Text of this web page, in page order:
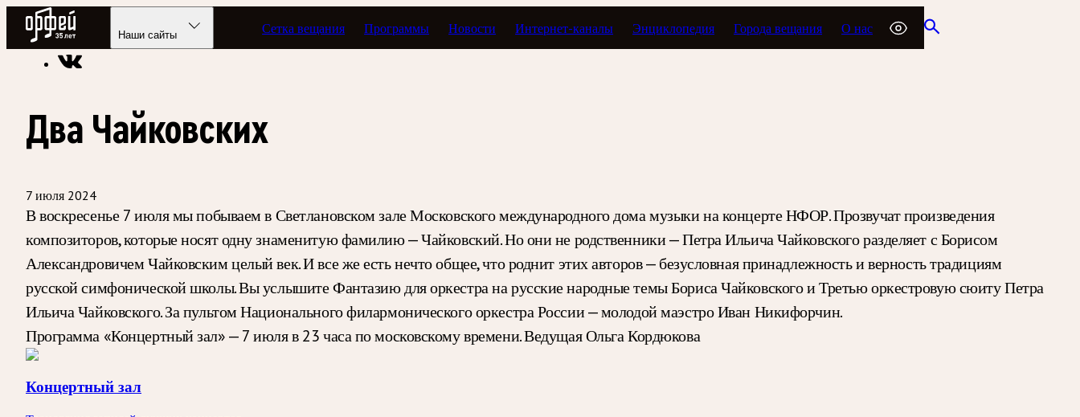
Радио Орфей
Наши сайты Сетка вещания Программы Новости Интернет-каналы Энциклопедия Города вещания О нас
Радио классической музыки «Орфей» Программы в эфире Концертный зал
Два Чайковских
7 июля 2024
В воскресенье 7 июля мы побываем в Светлановском зале Московского международного дома музыки на концерте НФОР. Прозвучат произведения
композиторов, которые носят одну знаменитую фамилию — Чайковский. Но они не родственники — Петра Ильича Чайковского разделяет с Борисом
Александровичем Чайковским целый век. И все же есть нечто общее, что роднит этих авторов — безусловная принадлежность и верность традициям
русской симфонической школы. Вы услышите Фантазию для оркестра на русские народные темы Бориса Чайковского и Третью оркестровую сюиту Петра
Ильича Чайковского. За пультом Национального филармонического оркестра России — молодой маэстро Иван Никифорчин.
Программа «Концертный зал» — 7 июля в 23 часа по московскому времени. Ведущая Ольга Кордюкова
Концертный зал